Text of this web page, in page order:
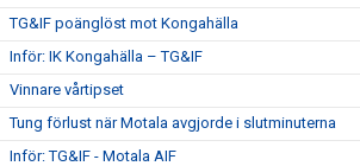
TG&IF poänglöst mot Kongahälla
Inför: IK Kongahälla – TG&IF
Vinnare vårtipset
Tung förlust när Motala avgjorde i slutminuterna
Inför: TG&IF - Motala AIF